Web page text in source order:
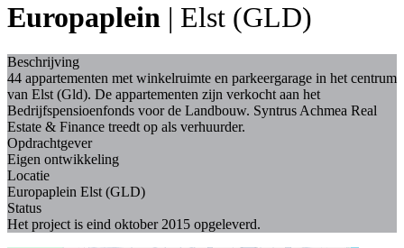
Europaplein | Elst (GLD)
Beschrijving
44 appartementen met winkelruimte en parkeergarage in het centrum
van Elst (Gld). De appartementen zijn verkocht aan het
Bedrijfspensioenfonds voor de Landbouw. Syntrus Achmea Real
Estate & Finance treedt op als verhuurder.
Opdrachtgever
Eigen ontwikkeling
Locatie
Europaplein Elst (GLD)
Status
Het project is eind oktober 2015 opgeleverd.